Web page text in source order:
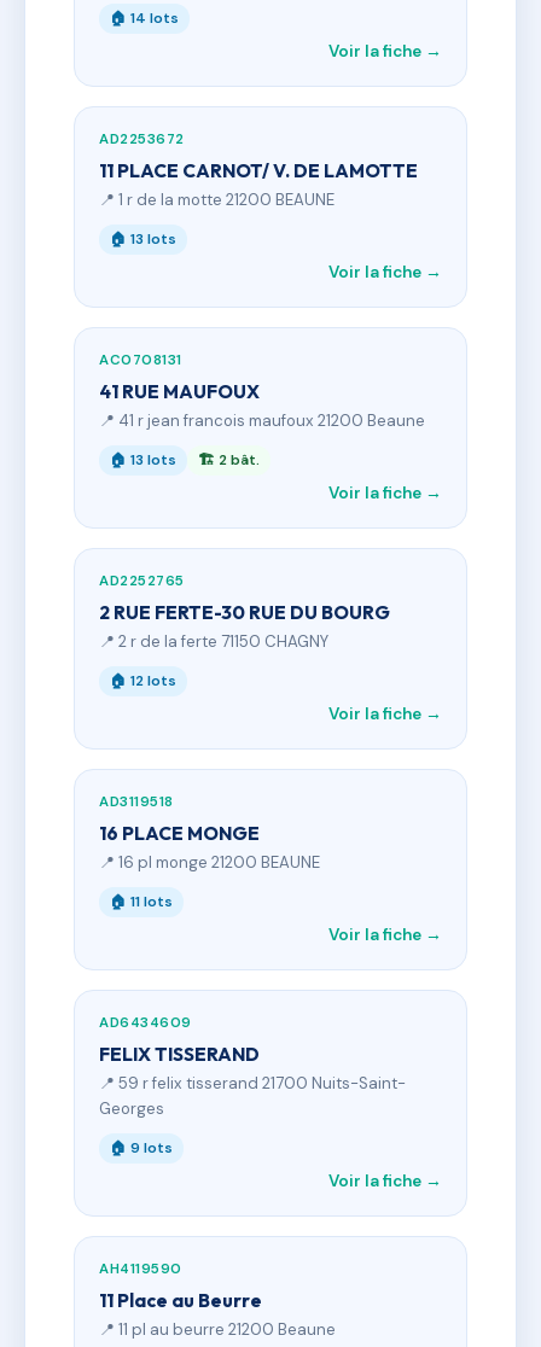
🏠 14 lots
Voir la fiche →
AD2253672
11 PLACE CARNOT/ V. DE LAMOTTE
📍 1 r de la motte 21200 BEAUNE
🏠 13 lots
Voir la fiche →
AC0708131
41 RUE MAUFOUX
📍 41 r jean francois maufoux 21200 Beaune
🏠 13 lots 🏗 2 bât.
Voir la fiche →
AD2252765
2 RUE FERTE-30 RUE DU BOURG
📍 2 r de la ferte 71150 CHAGNY
🏠 12 lots
Voir la fiche →
AD3119518
16 PLACE MONGE
📍 16 pl monge 21200 BEAUNE
🏠 11 lots
Voir la fiche →
AD6434609
FELIX TISSERAND
📍 59 r felix tisserand 21700 Nuits-Saint-
Georges
🏠 9 lots
Voir la fiche →
AH4119590
11 Place au Beurre
📍 11 pl au beurre 21200 Beaune